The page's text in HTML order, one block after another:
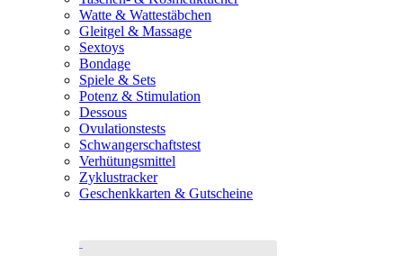
Watte & Wattestäbchen
Gleitgel & Massage
Sextoys
Bondage
Spiele & Sets
Potenz & Stimulation
Dessous
Ovulationstests
Schwangerschaftstest
Verhütungsmittel
Zyklustracker
Geschenkkarten & Gutscheine